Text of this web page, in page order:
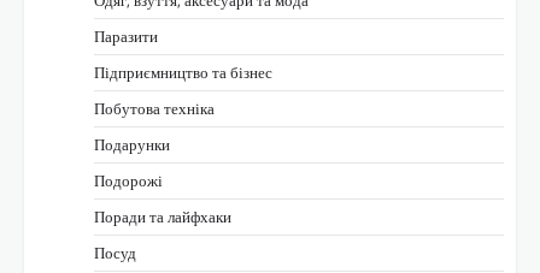
Паразити
Підприємництво та бізнес
Побутова техніка
Подарунки
Подорожі
Поради та лайфхаки
Посуд